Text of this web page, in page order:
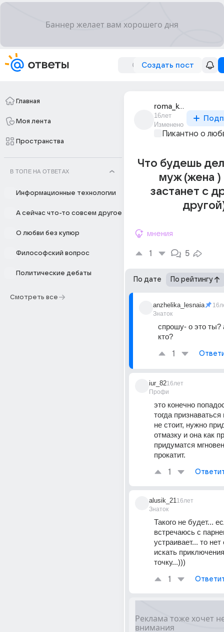
Создать пост
Главная
Моя лента
Пространства
В ТОПЕ НА ОТВЕТАХ
Информационные технологии
А сейчас что-то совсем другое
О любви без купюр
Философский вопрос
Политические дебаты
Смотреть все
roma_kolesnikov_7
16лет
Изменено
Пикантно о
Что будешь
муж (жена )
застанет с
мнения
1 5
По дате По рейтингу
anzhelika_lesnaia
Знаток
спрошу- о это ты?
кто?
1
iur_82
Профи
16лет
это конечно
тогда
не стоит, нужно
отмазку и она как
придуматся
прокатит.
1
alusik_21
Знаток
16лет
Такого не будет...
встречаюсь с
устраивает... то
искать
точку...)))
1